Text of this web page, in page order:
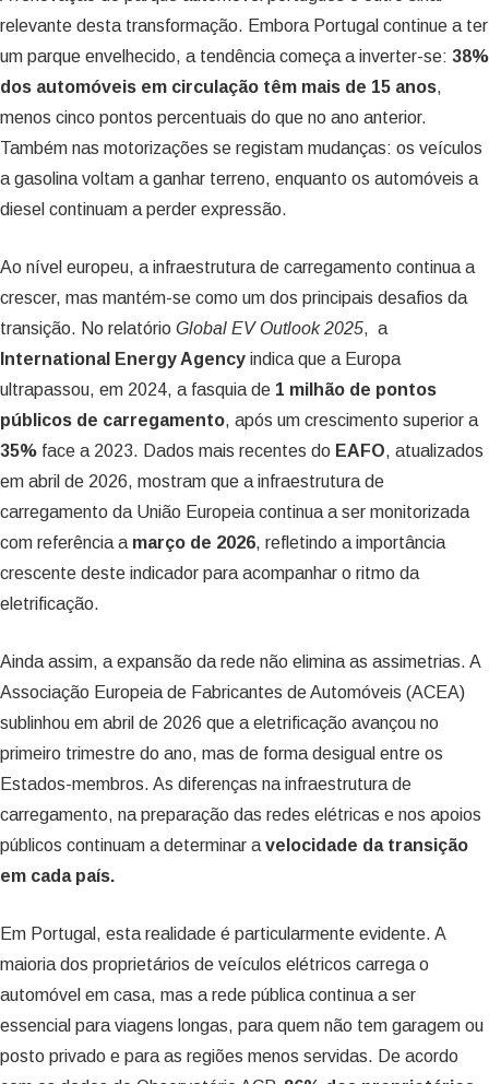
relevante desta transformação. Embora Portugal continue a ter
um parque envelhecido, a tendência começa a inverter-se: 38%
dos automóveis em circulação têm mais de 15 anos,
menos cinco pontos percentuais do que no ano anterior.
Também nas motorizações se registam mudanças: os veículos
a gasolina voltam a ganhar terreno, enquanto os automóveis a
diesel continuam a perder expressão.
Ao nível europeu, a infraestrutura de carregamento continua a
crescer, mas mantém-se como um dos principais desafios da
transição. No relatório Global EV Outlook 2025, a
International Energy Agency indica que a Europa
ultrapassou, em 2024, a fasquia de 1 milhão de pontos
públicos de carregamento, após um crescimento superior a
35% face a 2023. Dados mais recentes do EAFO, atualizados
em abril de 2026, mostram que a infraestrutura de
carregamento da União Europeia continua a ser monitorizada
com referência a março de 2026, refletindo a importância
crescente deste indicador para acompanhar o ritmo da
eletrificação.
Ainda assim, a expansão da rede não elimina as assimetrias. A
Associação Europeia de Fabricantes de Automóveis (ACEA)
sublinhou em abril de 2026 que a eletrificação avançou no
primeiro trimestre do ano, mas de forma desigual entre os
Estados-membros. As diferenças na infraestrutura de
carregamento, na preparação das redes elétricas e nos apoios
públicos continuam a determinar a velocidade da transição
em cada país.
Em Portugal, esta realidade é particularmente evidente. A
maioria dos proprietários de veículos elétricos carrega o
automóvel em casa, mas a rede pública continua a ser
essencial para viagens longas, para quem não tem garagem ou
posto privado e para as regiões menos servidas. De acordo